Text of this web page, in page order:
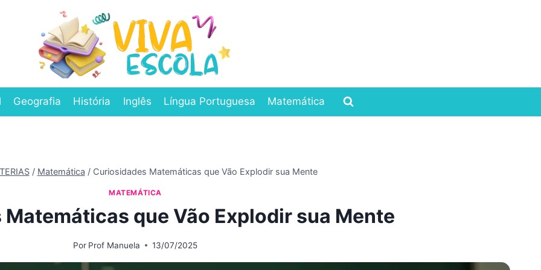
Geografia História Inglês Língua Portuguesa Matemática
/ Matemática / Curiosidades Matemáticas que Vão Explodir sua Mente
MATEMÁTICA
que Vão Explodir sua Mente
Por Prof Manuela 13/07/2025